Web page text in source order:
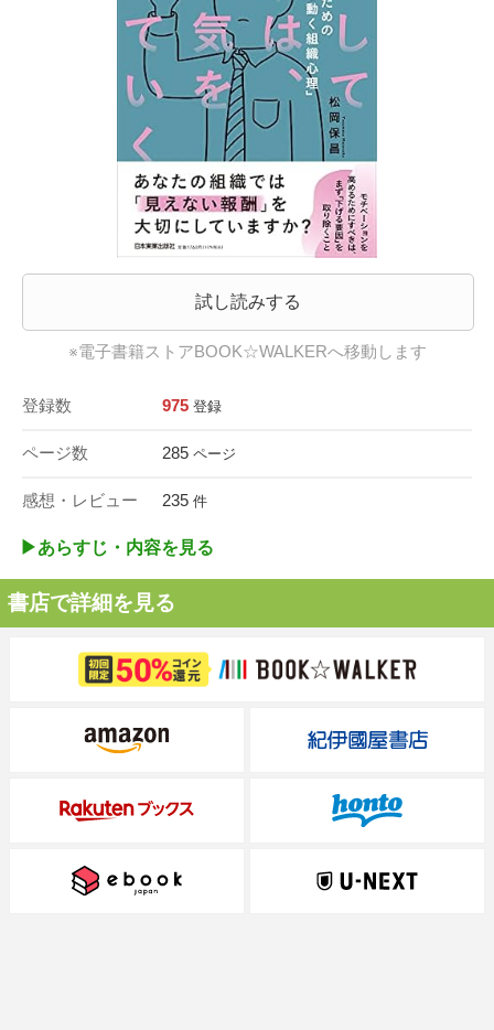
試し読みする
※電子書籍ストアBOOK☆WALKERへ移動します
登録数 975 登録
ページ数 285 ページ
感想・レビュー 235 件
▶︎あらすじ・内容を見る
書店で詳細を見る